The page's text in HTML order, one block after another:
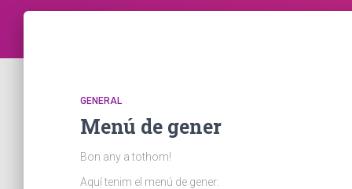
GENERAL
Menú de gener
Bon any a tothom!
Aquí tenim el menú de gener: